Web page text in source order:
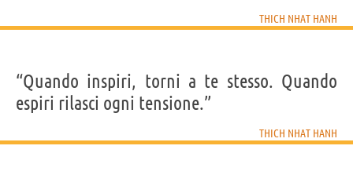
THICH NHAT HANH
“Quando inspiri, torni a te stesso. Quando
espiri rilasci ogni tensione.”
THICH NHAT HANH